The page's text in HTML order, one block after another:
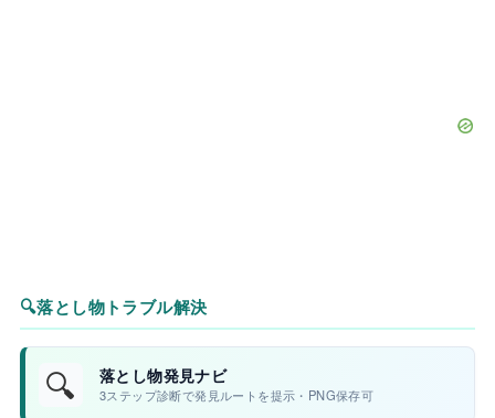
🔍落とし物トラブル解決
🔍 落とし物発見ナビ
3ステップ診断で発見ルートを提示・PNG保存可